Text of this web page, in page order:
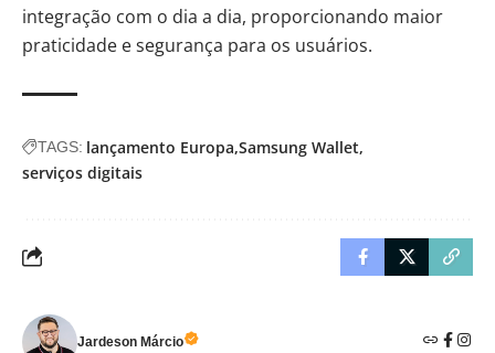
integração com o dia a dia, proporcionando maior
praticidade e segurança para os usuários.
TAGS: lançamento Europa Samsung Wallet
serviços digitais
Jardeson Márcio